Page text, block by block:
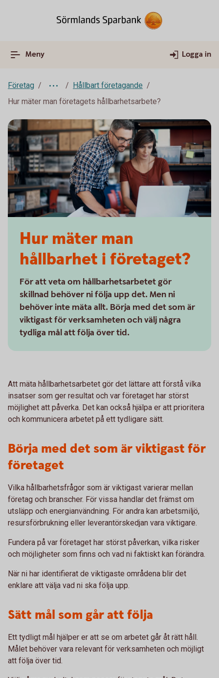
Meny Logga in
Företag
Hållbart företagande
Hur mäter man företagets hållbarhetsarbete?
Hur mäter man
hållbarhet i företaget?
För att veta om hållbarhetsarbetet gör
skillnad behöver ni följa upp det. Men ni
behöver inte mäta allt. Börja med det som är
viktigast för verksamheten och välj några
tydliga mål att följa över tid.
Att mäta hållbarhetsarbetet gör det lättare att förstå vilka
insatser som ger resultat och var företaget har störst
möjlighet att påverka. Det kan också hjälpa er att prioritera
och kommunicera arbetet på ett tydligare sätt.
Börja med det som är viktigast för
företaget
Vilka hållbarhetsfrågor som är viktigast varierar mellan
företag och branscher. För vissa handlar det främst om
utsläpp och energianvändning. För andra kan arbetsmiljö,
resursförbrukning eller leverantörskedjan vara viktigare.
Fundera på var företaget har störst påverkan, vilka risker
och möjligheter som finns och vad ni faktiskt kan förändra.
När ni har identifierat de viktigaste områdena blir det
enklare att välja vad ni ska följa upp.
Sätt mål som går att följa
Ett tydligt mål hjälper er att se om arbetet går åt rätt håll.
Målet behöver vara relevant för verksamheten och möjligt
att följa över tid.